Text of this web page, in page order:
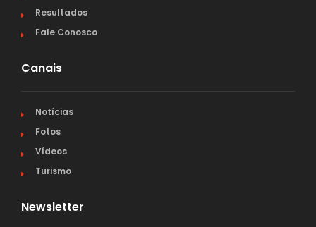
Resultados
Fale Conosco
Canais
Notícias
Fotos
Vídeos
Turismo
Newsletter